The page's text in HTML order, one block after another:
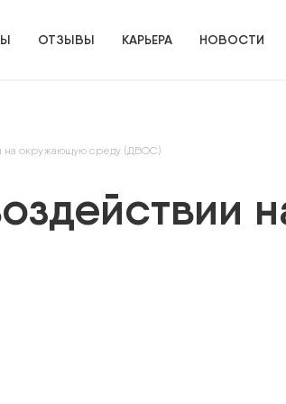
ОТЗЫВЫ КАРЬЕРА НОВОСТИ
на окружающую среду (ДВОС)